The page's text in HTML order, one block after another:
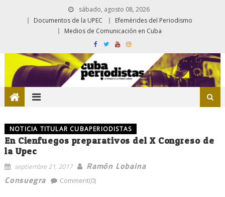
sábado, agosto 08, 2026
Documentos de la UPEC
Efemérides del Periodismo
Medios de Comunicación en Cuba
NOTICIA TITULAR CUBAPERIODISTAS
En Cienfuegos preparativos del X Congreso de
la Upec
septiembre 21, 2017
Ramón Lobaina
Consuegra
Comment(0)